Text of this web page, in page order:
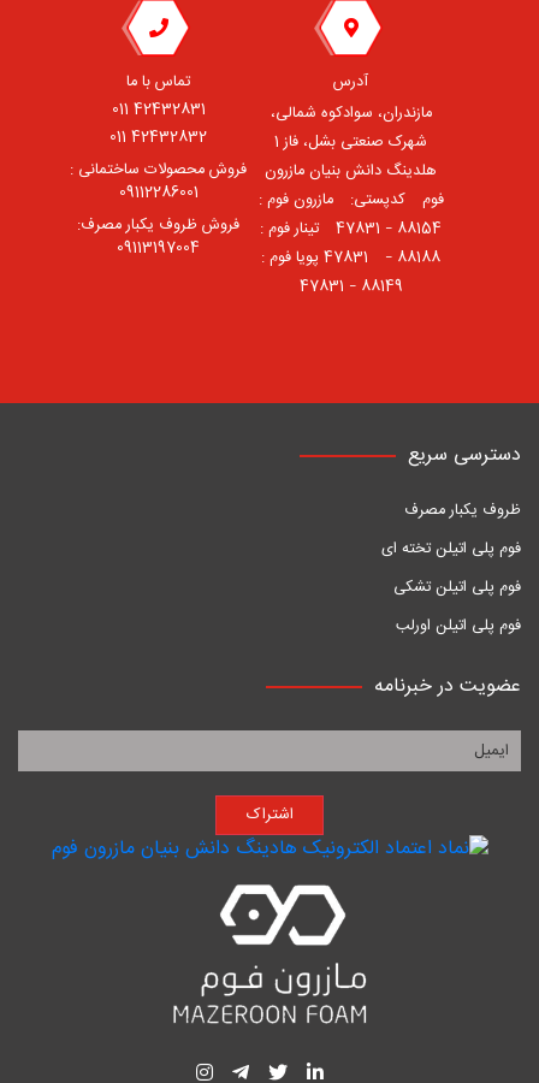
آدرس
مازندران، سوادکوه شمالی،
شهرک صنعتی بشل، فاز 1
هلدینگ دانش بنیان مازرون
فوم ⠀کدپستی: ⠀مازرون فوم :
88154 – 47831 ⠀تینار فوم :
88188 – 47831⠀ پویا فوم :
88149 – 47831
تماس با ما
42432831 011
42432832 011
فروش محصولات ساختمانی :
09112286001
فروش ظروف یکبار مصرف:
09113197004
دسترسی سریع
ظروف یکبار مصرف
فوم پلی اتیلن تخته ای
فوم پلی اتیلن تشکی
فوم پلی اتیلن اورلب
عضویت در خبرنامه
اشتراک